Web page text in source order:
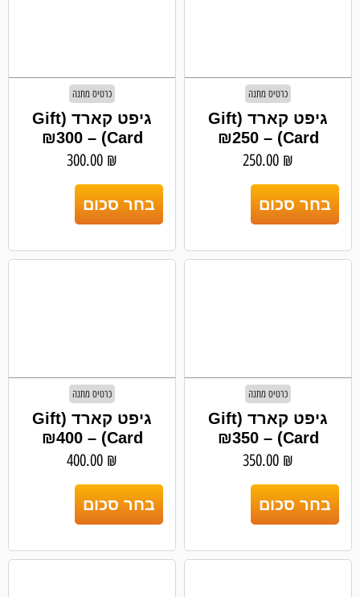
כרטיס מתנה
גיפט קארד (Gift
Card) – ₪250
250.00 ₪
בחר סכום
כרטיס מתנה
גיפט קארד (Gift
Card) – ₪300
300.00 ₪
בחר סכום
כרטיס מתנה
גיפט קארד (Gift
Card) – ₪350
350.00 ₪
בחר סכום
כרטיס מתנה
גיפט קארד (Gift
Card) – ₪400
400.00 ₪
בחר סכום